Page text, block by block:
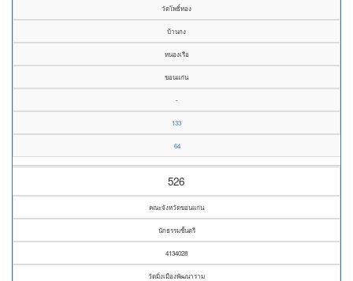
วัดโพธิ์ทอง
บ้านกง
หนองเรือ
ขอนแก่น
-
133
64
526
คณะจังหวัดขอนแก่น
นักธรรมชั้นตรี
4134028
วัดมิ่งเมืองพัฒนาราม